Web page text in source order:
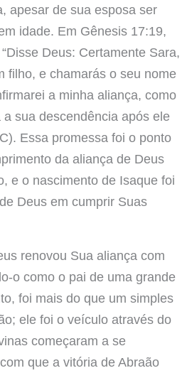
apesar de sua esposa ser
idade. Em Gênesis 17:19,
Deus: Certamente Sara,
filho, e chamarás o seu nome
a minha aliança, como
sua descendência após ele
Essa promessa foi o ponto
da aliança de Deus
e o nascimento de Isaque foi
Deus em cumprir Suas
renovou Sua aliança com
o como o pai de uma grande
foi mais do que um simples
ele foi o veículo através do
começaram a se
que a vitória de Abraão